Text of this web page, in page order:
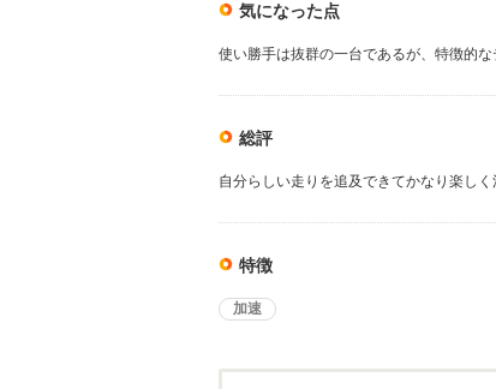
気になった点
使い勝手は抜群の一台であるが、特徴的
総評
自分らしい走りを追及できてかなり楽し
特徴
加速